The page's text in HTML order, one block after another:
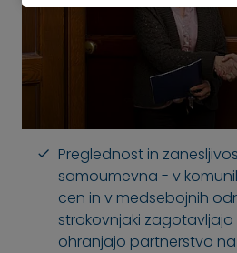
Preglednost in
samoumevna - v
cen in v medsebojnih
strokovnjaki
ohranjajo partnerstvo